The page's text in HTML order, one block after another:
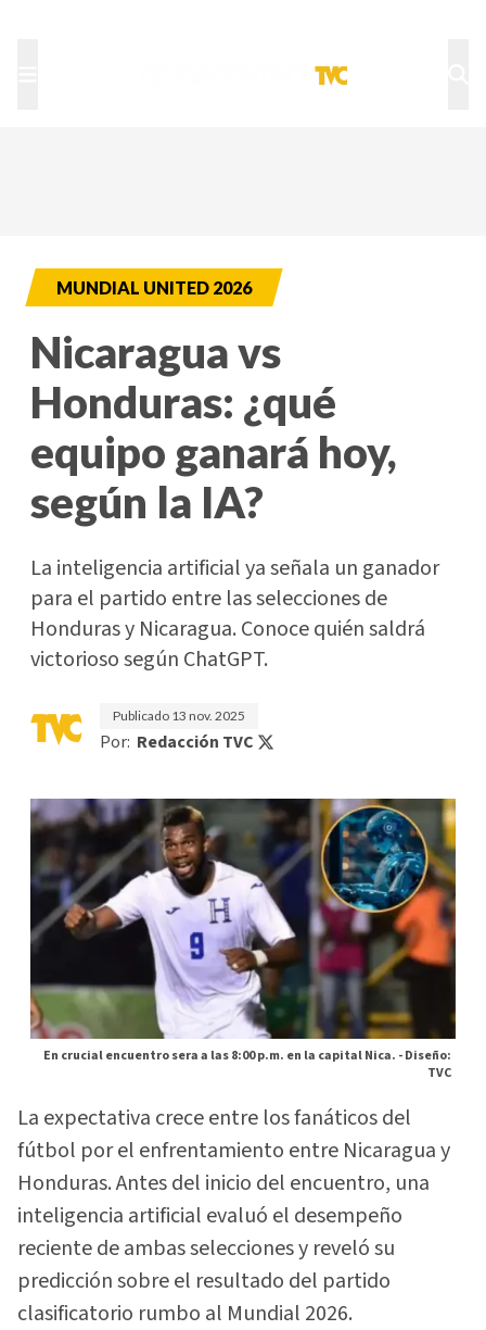
MUNDIAL UNITED 2026
Nicaragua vs
Honduras: ¿qué
equipo ganará hoy,
según la IA?
La inteligencia artificial ya señala un ganador
para el partido entre las selecciones de
Honduras y Nicaragua. Conoce quién saldrá
victorioso según ChatGPT.
Publicado 13 nov. 2025
Por: Redacción TVC
En crucial encuentro sera a las 8:00 p.m. en la capital Nica. -Diseño:
TVC
La expectativa crece entre los fanáticos del
fútbol por el enfrentamiento entre Nicaragua y
Honduras. Antes del inicio del encuentro, una
inteligencia artificial evaluó el desempeño
reciente de ambas selecciones y reveló su
predicción sobre el resultado del partido
clasificatorio rumbo al Mundial 2026.